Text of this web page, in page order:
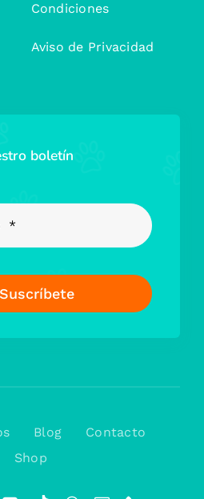
Condiciones
Aviso de Privacidad
boletín
Suscríbete
Blog
Contacto
Shop